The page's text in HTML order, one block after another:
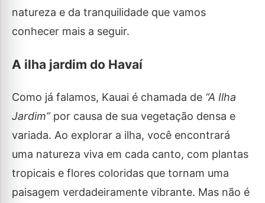
natureza e da tranquilidade que vamos
conhecer mais a seguir.
A ilha jardim do Havaí
Como já falamos, Kauai é chamada de “A Ilha
Jardim”por causa de sua vegetação densa e
variada. Ao explorar a ilha, você encontrará
uma natureza viva em cada canto, com plantas
tropicais e flores coloridas que tornam uma
paisagem verdadeiramente vibrante. Mas não é